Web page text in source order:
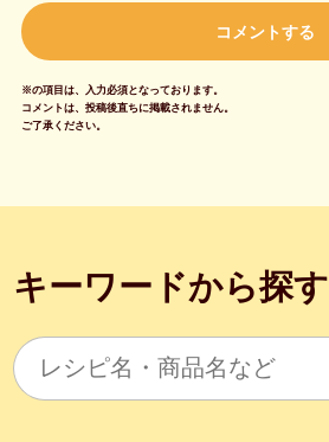
※の項目は、入力必須となっております。
コメントは、投稿後直ちに掲載されません。
ご了承ください。
キーワードから探す